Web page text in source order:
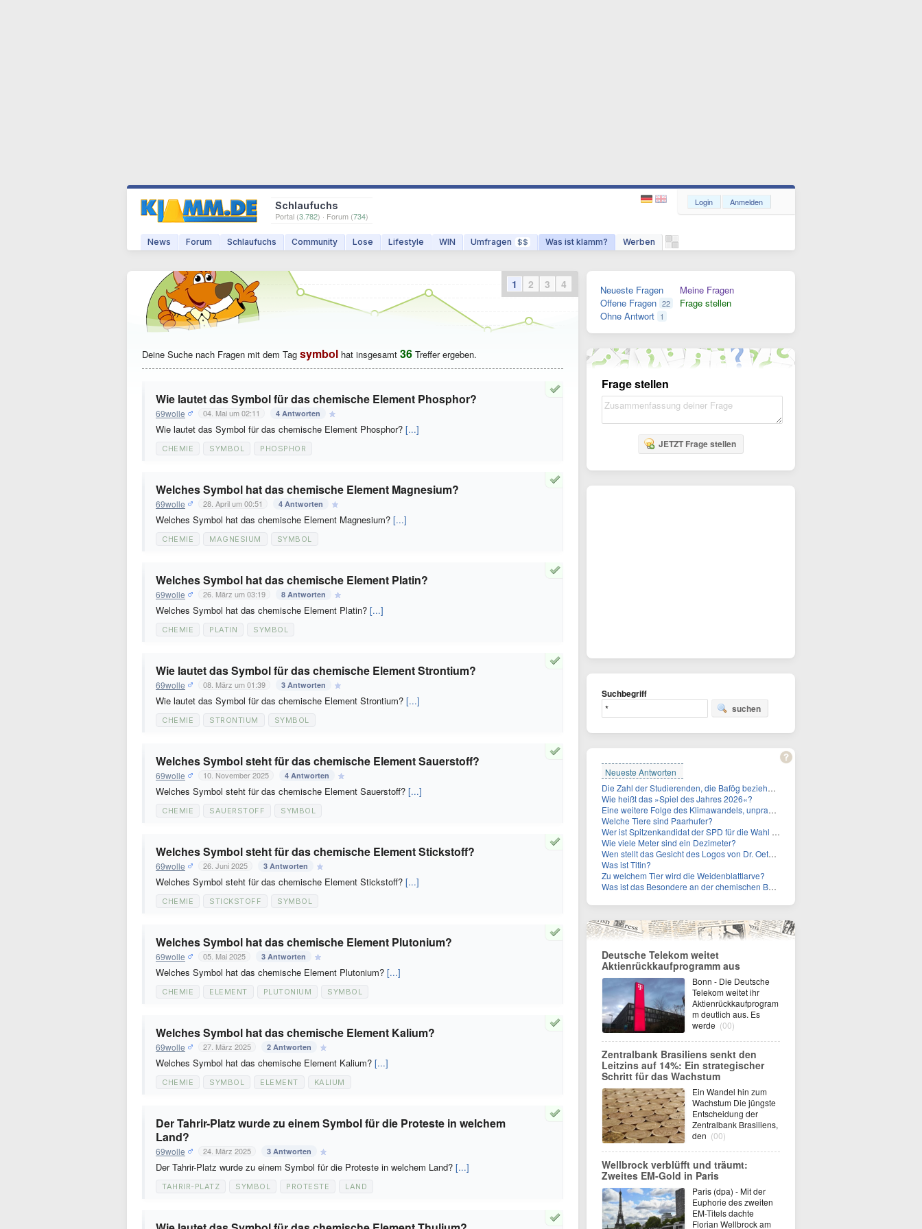
Schlaufuchs
Portal (3.782) · Forum (734)
News Forum Schlaufuchs Community Lose Lifestyle WIN Umfragen $$ Was ist klamm? Werben
Login Anmelden
Deine Suche nach Fragen mit dem Tag symbol hat insgesamt 36 Treffer ergeben.
Wie lautet das Symbol für das chemische Element Phosphor?
69wolle 04. Mai um 02:11 4 Antworten
Wie lautet das Symbol für das chemische Element Phosphor? [...]
CHEMIE SYMBOL PHOSPHOR
Welches Symbol hat das chemische Element Magnesium?
69wolle 28. April um 00:51 4 Antworten
Welches Symbol hat das chemische Element Magnesium? [...]
CHEMIE MAGNESIUM SYMBOL
Welches Symbol hat das chemische Element Platin?
69wolle 26. März um 03:19 8 Antworten
Welches Symbol hat das chemische Element Platin? [...]
CHEMIE PLATIN SYMBOL
Wie lautet das Symbol für das chemische Element Strontium?
69wolle 08. März um 01:39 3 Antworten
Wie lautet das Symbol für das chemische Element Strontium? [...]
CHEMIE STRONTIUM SYMBOL
Welches Symbol steht für das chemische Element Sauerstoff?
69wolle 10. November 2025 4 Antworten
Welches Symbol steht für das chemische Element Sauerstoff? [...]
CHEMIE SAUERSTOFF SYMBOL
Welches Symbol steht für das chemische Element Stickstoff?
69wolle 26. Juni 2025 3 Antworten
Welches Symbol steht für das chemische Element Stickstoff? [...]
CHEMIE STICKSTOFF SYMBOL
Welches Symbol hat das chemische Element Plutonium?
69wolle 05. Mai 2025 3 Antworten
Welches Symbol hat das chemische Element Plutonium? [...]
CHEMIE ELEMENT PLUTONIUM SYMBOL
Welches Symbol hat das chemische Element Kalium?
69wolle 27. März 2025 2 Antworten
Welches Symbol hat das chemische Element Kalium? [...]
CHEMIE SYMBOL ELEMENT KALIUM
Der Tahrir-Platz wurde zu einem Symbol für die Proteste in welchem
Land?
69wolle 24. März 2025 3 Antworten
Der Tahrir-Platz wurde zu einem Symbol für die Proteste in welchem Land? [...]
TAHRIR-PLATZ SYMBOL PROTESTE LAND
1 2 3 4
Neueste Fragen
Offene Fragen 22
Ohne Antwort 1
Meine Fragen
Frage stellen
Frage stellen
JETZT Frage stellen
Suchbegriff
suchen
Neueste Antworten
Die Zahl der Studierenden, die Bafög beziehen, sinkt. Woran liegt das?
Wie heißt das »Spiel des Jahres 2026«?
Eine weitere Folge des Klimawandels, unpraktisch für Urlauber: Wo fehlt mittlerweile sogar das Trinkwasser?
Welche Tiere sind Paarhufer?
Wer ist Spitzenkandidat der SPD für die Wahl zum Berliner Abgeordnetenhaus im September 2026?
Wie viele Meter sind ein Dezimeter?
Wen stellt das Gesicht des Logos von Dr. Oetker dar?
Was ist Titin?
Zu welchem Tier wird die Weidenblattlarve?
Was ist das Besondere an der chemischen Bezeichnung für Titin?
Deutsche Telekom weitet
Aktienrückkaufprogramm aus
Bonn - Die Deutsche
Telekom weitet ihr
Aktienrückkaufprogram
m deutlich aus. Es
werde (00)
Zentralbank Brasiliens senkt den
Leitzins auf 14%: Ein strategischer
Schritt für das Wachstum
Ein Wandel hin zum
Wachstum Die jüngste
Entscheidung der
Zentralbank Brasiliens,
den (00)
Wellbrock verblüfft und träumt:
Zweites EM-Gold in Paris
Paris (dpa) - Mit der
Euphorie des zweiten
EM-Titels dachte
Florian Wellbrock am